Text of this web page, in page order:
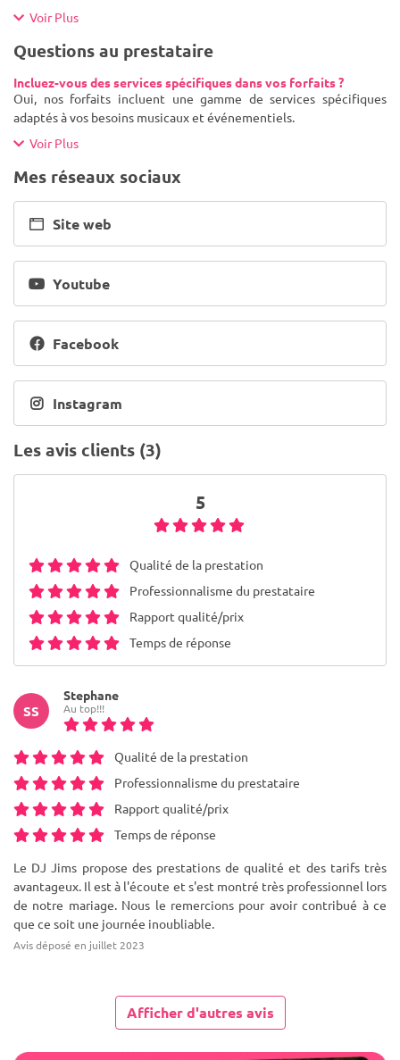
Voir Plus
Questions au prestataire
Incluez-vous des services spécifiques dans vos forfaits ?
Oui, nos forfaits incluent une gamme de services spécifiques
adaptés à vos besoins musicaux et événementiels.
Voir Plus
Mes réseaux sociaux
Site web
Youtube
Facebook
Instagram
Les avis clients (3)
5
Qualité de la prestation
Professionnalisme du prestataire
Rapport qualité/prix
Temps de réponse
SS
Stephane
Au top!!!
Qualité de la prestation
Professionnalisme du prestataire
Rapport qualité/prix
Temps de réponse
Le DJ Jims propose des prestations de qualité et des tarifs très
avantageux. Il est à l'écoute et s'est montré très professionnel lors
de notre mariage. Nous le remercions pour avoir contribué à ce
que ce soit une journée inoubliable.
Avis déposé en juillet 2023
Afficher d'autres avis